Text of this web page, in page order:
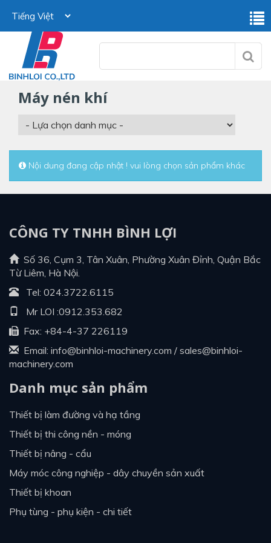
máy nén khí
Nội dung đang cập nhật ! vui lòng chọn sản phẩm khác
CÔNG TY TNHH BÌNH LỢI
Số 36, Cụm 3, Tân Xuân, Phường Xuân Đỉnh, Quận Bắc
Từ Liêm, Hà Nội.
Tel: 024.3722.6115
Mr LOI :0912.353.682
Fax: +84-4-37 226119
Email: info@binhloi-machinery.com / sales@binhloi-
machinery.com
Danh mục sản phẩm
thiết bị làm đường và hạ tầng
thiết bị thi công nền - móng
thiết bị nâng - cẩu
máy móc công nghiệp - dây chuyền sản xuất
thiết bị khoan
phụ tùng - phụ kiện - chi tiết